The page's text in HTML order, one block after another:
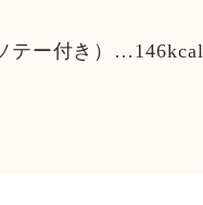
テー付き）…146kcal